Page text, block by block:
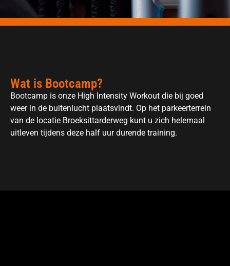
Wat is Bootcamp?
Bootcamp is onze High Intensity Workout die bij goed
weer in de buitenlucht plaatsvindt. Op het parkeerterrein
van de locatie Broeksittarderweg kunt u zich helemaal
uitleven tijdens deze half uur durende training.